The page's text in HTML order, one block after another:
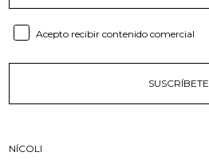
Consent email
Acepto recibir contenido comercial
SUSCRÍBETE
NÍCOLI